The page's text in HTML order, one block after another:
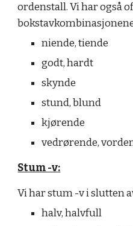
ordenstall. Vi har også
niende, tiende
godt, hardt
skynde
stund, blund
kjørende
vedrørende,
Stum -v:
Vi har stum -v i slutten
halv, halvfull